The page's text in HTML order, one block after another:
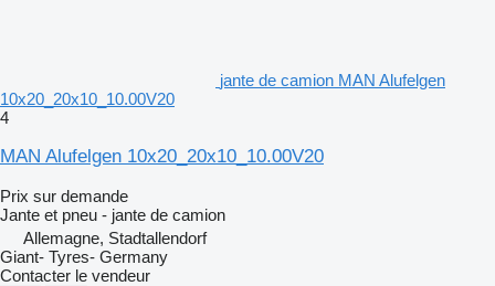
jante de camion MAN Alufelgen
10x20_20x10_10.00V20
4
MAN Alufelgen 10x20_20x10_10.00V20
Prix sur demande
Jante et pneu - jante de camion
Allemagne, Stadtallendorf
Giant- Tyres- Germany
Contacter le vendeur